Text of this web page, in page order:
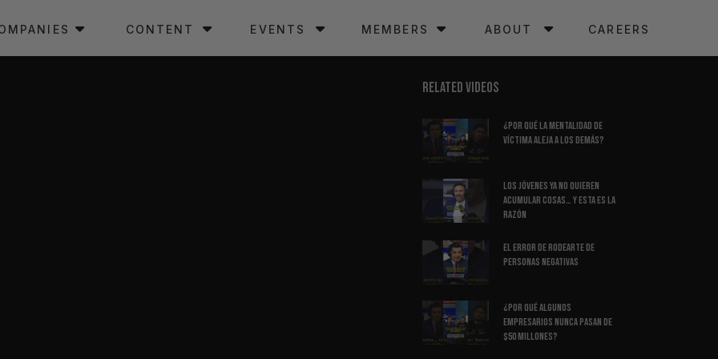
CONTENT EVENTS MEMBERS ABOUT CAREERS
RELATED VIDEOS
¿Por Qué La Mentalidad de
Víctima Aleja a los Demás?
Los Jóvenes Ya No Quieren
Acumular Cosas… Y Esta Es La
Razón
El Error de Rodearte de
Personas Negativas
¿Por Qué Algunos
Empresarios Nunca Pasan de
$50 Millones?